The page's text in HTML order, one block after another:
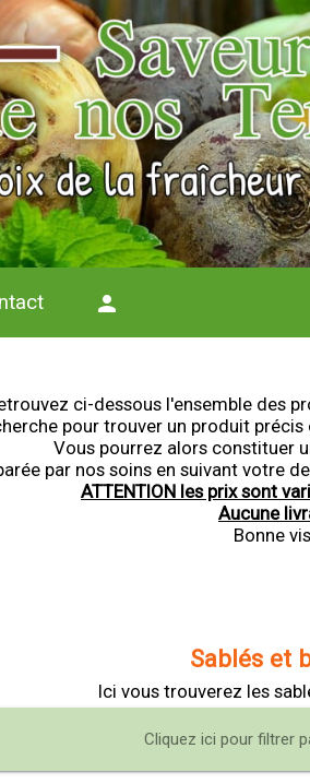
person
ci-dessous l'ensemble des
pour trouver un produit
Vous pourrez alors constituer
par nos soins en suivant votre
ATTENTION les prix sont
Aucune
Bonne
Sablés et
Ici vous trouverez les
Cliquez ici pour filtrer